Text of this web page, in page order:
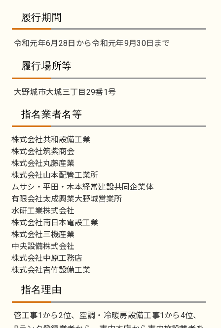
履行期間
令和元年6月28日から令和元年9月30日まで
履行場所等
大野城市大城三丁目29番1号
指名業者名等
株式会社共和設備工業
株式会社筑紫商会
株式会社丸藤産業
株式会社山本配管工業所
ムサシ・平田・木本経常建設共同企業体
有限会社太成興業大野城営業所
水研工業株式会社
株式会社南日本電設工業
株式会社三機産業
中央設備株式会社
株式会社中原工務店
株式会社吉竹設備工業
指名理由
管工事1から2位、空調・冷暖房設備工事1から4位、